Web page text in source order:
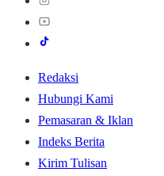
Redaksi
Hubungi Kami
Pemasaran & Iklan
Indeks Berita
Kirim Tulisan